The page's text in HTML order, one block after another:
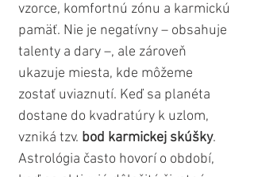
vzorce, komfortnú zónu a karmickú
pamäť. Nie je negatívny – obsahuje
talenty a dary –, ale zároveň
ukazuje miesta, kde môžeme
zostať uviaznutí. Keď sa planéta
dostane do kvadratúry k uzlom,
vzniká tzv. bod karmickej skúšky.
Astrológia často hovorí o období,